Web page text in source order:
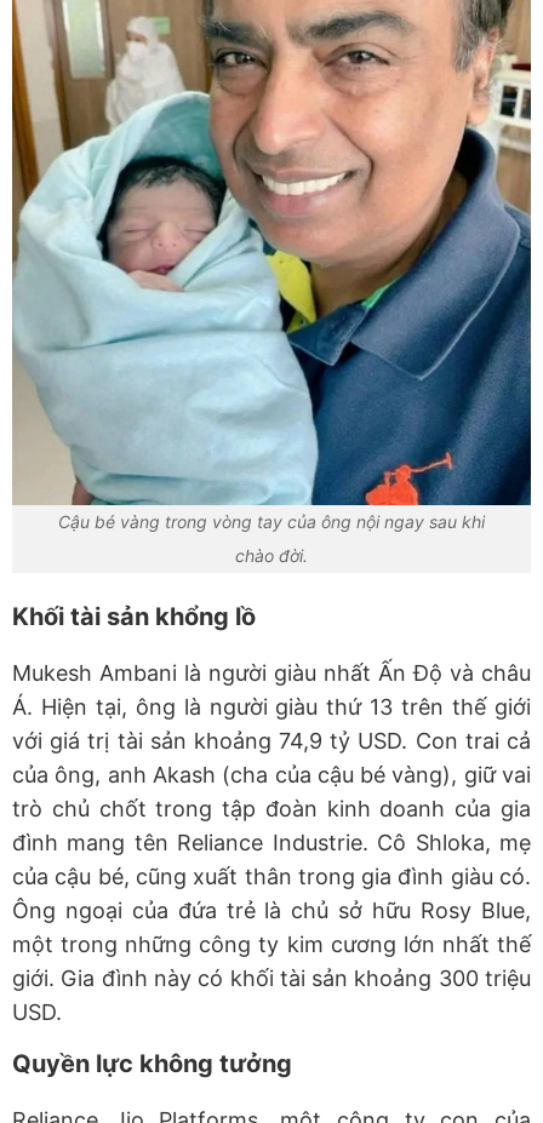
Cậu bé vàng trong vòng tay của ông nội ngay sau khi
chào đời.
Khối tài sản khổng lồ
Mukesh Ambani là người giàu nhất Ấn Độ và châu
Á. Hiện tại, ông là người giàu thứ 13 trên thế giới
với giá trị tài sản khoảng 74,9 tỷ USD. Con trai cả
của ông, anh Akash (cha của cậu bé vàng), giữ vai
trò chủ chốt trong tập đoàn kinh doanh của gia
đình mang tên Reliance Industrie. Cô Shloka, mẹ
của cậu bé, cũng xuất thân trong gia đình giàu có.
Ông ngoại của đứa trẻ là chủ sở hữu Rosy Blue,
một trong những công ty kim cương lớn nhất thế
giới. Gia đình này có khối tài sản khoảng 300 triệu
USD.
Quyền lực không tưởng